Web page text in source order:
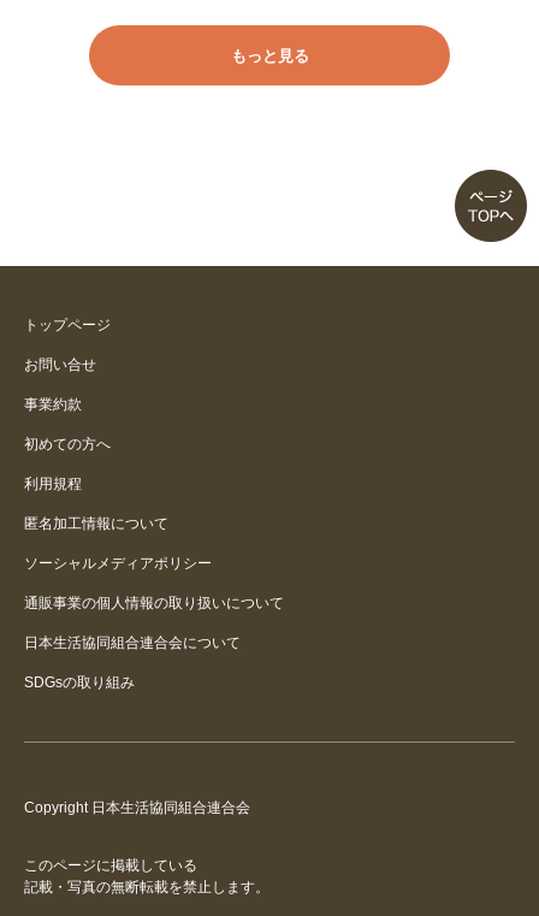
もっと見る
トップページ
お問い合せ
事業約款
初めての方へ
利用規程
匿名加工情報について
ソーシャルメディアポリシー
通販事業の個人情報の取り扱いについて
日本生活協同組合連合会について
SDGsの取り組み
Copyright 日本生活協同組合連合会
このページに掲載している
記載・写真の無断転載を禁止します。